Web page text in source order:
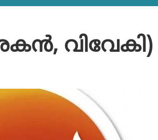
വിവേകി)